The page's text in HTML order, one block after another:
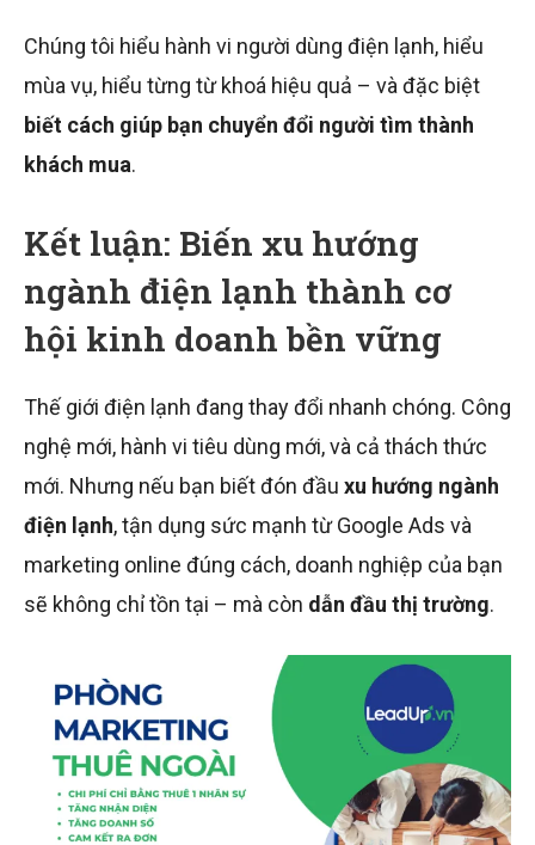
Chúng tôi hiểu hành vi người dùng điện lạnh, hiểu
mùa vụ, hiểu từng từ khoá hiệu quả – và đặc biệt
biết cách giúp bạn chuyển đổi người tìm thành
khách mua.
Kết luận: Biến xu hướng
ngành điện lạnh thành cơ
hội kinh doanh bền vững
Thế giới điện lạnh đang thay đổi nhanh chóng. Công
nghệ mới, hành vi tiêu dùng mới, và cả thách thức
mới. Nhưng nếu bạn biết đón đầu xu hướng ngành
điện lạnh, tận dụng sức mạnh từ Google Ads và
marketing online đúng cách, doanh nghiệp của bạn
sẽ không chỉ tồn tại – mà còn dẫn đầu thị trường.